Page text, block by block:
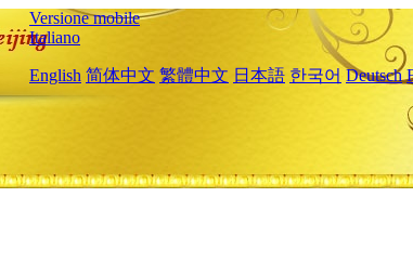
Versione mobile
Italiano
English 简体中文 繁體中文 日本語 한국어 Deutsch